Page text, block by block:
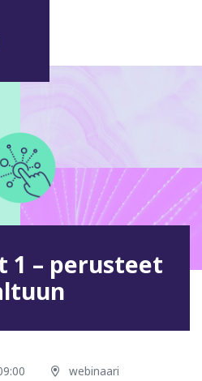
1 – perusteet
webinaari